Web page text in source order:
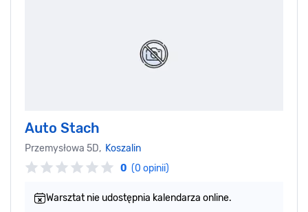
Auto Stach
Przemysłowa 5D, Koszalin
0 (0 opinii)
Warsztat nie udostępnia kalendarza online.